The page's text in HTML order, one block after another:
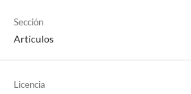
Sección
Artículos
Licencia